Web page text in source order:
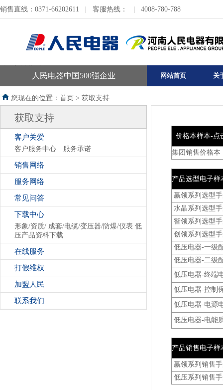
销售直线：0371-66202611 客服热线： 4008-780-788
人民电器中国500强企业 网站首页 关
您现在的位置：首页 > 获取支持
获取支持
客户关爱
客户服务中心 服务承诺
销售网络
服务网络
常见问答
下载中心
形象/资质/ 成套/电缆/变压器/防爆/仪表 低
压产品资料下载
在线服务
打假维权
加盟人民
联系我们
价格本样本-点
集团销售价格本
产品选型电子
赢领系列选型
水晶系列选型
智领系列选型
创领系列选型
低压电器-一级
低压电器-二级
低压电器-终端
低压电器-控制
低压电器-电源
低压电器-电能
产品销售电子
赢领系列销售
低压系列销售